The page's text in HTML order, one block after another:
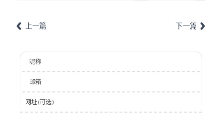
上一篇 下一篇
昵称
邮箱
网址(可选)